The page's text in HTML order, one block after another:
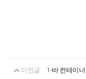
이전글 1-바 컨테이